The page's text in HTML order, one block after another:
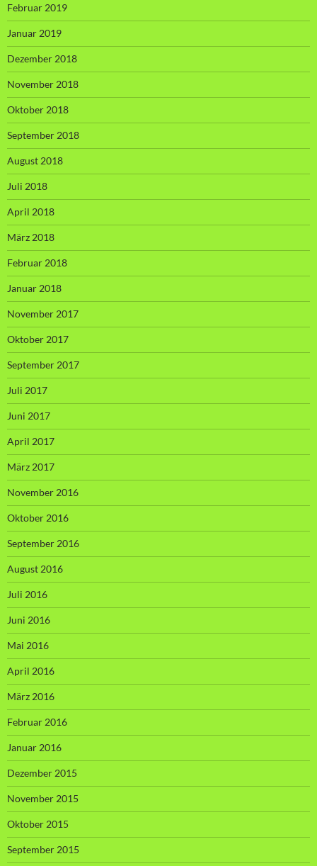
Februar 2019
Januar 2019
Dezember 2018
November 2018
Oktober 2018
September 2018
August 2018
Juli 2018
April 2018
März 2018
Februar 2018
Januar 2018
November 2017
Oktober 2017
September 2017
Juli 2017
Juni 2017
April 2017
März 2017
November 2016
Oktober 2016
September 2016
August 2016
Juli 2016
Juni 2016
Mai 2016
April 2016
März 2016
Februar 2016
Januar 2016
Dezember 2015
November 2015
Oktober 2015
September 2015